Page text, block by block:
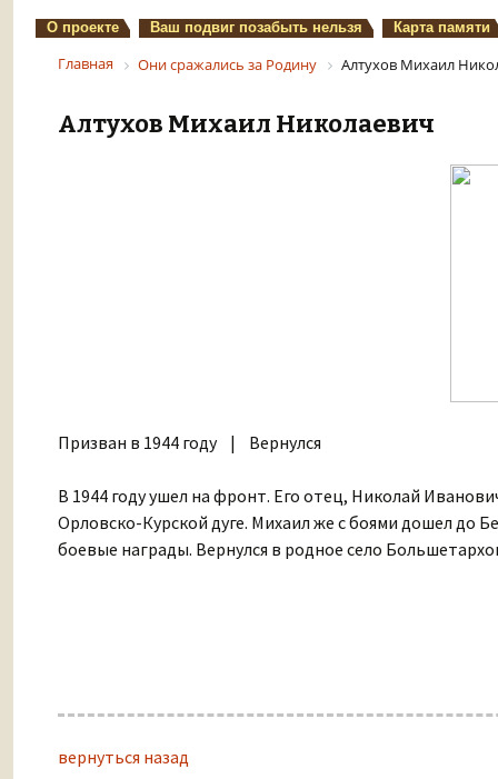
О проекте Ваш подвиг позабыть нельзя Карта памяти
Главная Они сражались за Родину Алтухов Михаил
Алтухов Михаил Николаевич
Призван в 1944 году | Вернулся
В 1944 году ушел на фронт. Его отец, Николай
Орловско-Курской дуге. Михаил же с боями дошел до
боевые награды. Вернулся в родное село
вернуться назад